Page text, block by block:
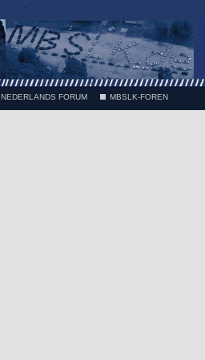
NEDERLANDS FORUM MBSLK-FOREN